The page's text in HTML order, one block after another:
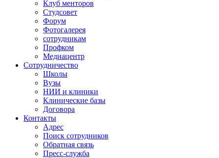
Клуб менторов
Студсовет
Форум
Фотогалерея
сотрудникам
Профком
Медиацентр
Сотрудничество
Школы
Вузы
НИИ и клиники
Клинические базы
Договора
Контакты
Адрес
Поиск сотрудников
Обратная связь
Пресс-служба